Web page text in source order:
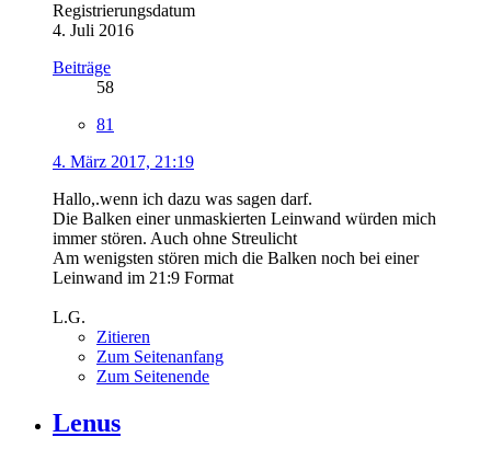
Registrierungsdatum
4. Juli 2016
Beiträge
58
81
4. März 2017, 21:19
Hallo,.wenn ich dazu was sagen darf.
Die Balken einer unmaskierten Leinwand würden mich
immer stören. Auch ohne Streulicht
Am wenigsten stören mich die Balken noch bei einer
Leinwand im 21:9 Format
L.G.
Zitieren
Zum Seitenanfang
Zum Seitenende
Lenus